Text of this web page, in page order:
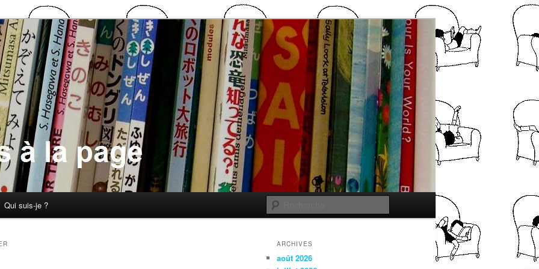
page
Qui suis-je ?
ARCHIVES
août 2026